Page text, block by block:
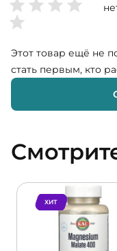
Этот товар ещё не
стать первым, кто
ХИТ